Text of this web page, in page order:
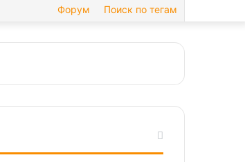
Форум Поиск по тегам